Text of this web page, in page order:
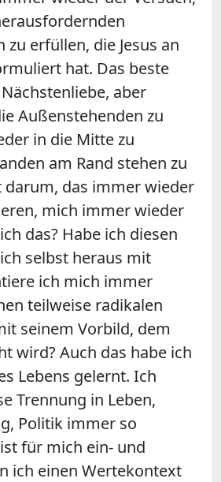
erfüllen, die Jesus an
hat. Das beste
aber
Außenstehenden zu
in die Mitte zu
am Rand stehen zu
darum, das immer wieder
mich immer wieder
das? Habe ich diesen
selbst heraus mit
ich mich immer
teilweise radikalen
seinem Vorbild, dem
wird? Auch das habe ich
Lebens gelernt. Ich
Trennung in Leben,
Politik immer so
für mich ein- und
ich einen Wertekontext